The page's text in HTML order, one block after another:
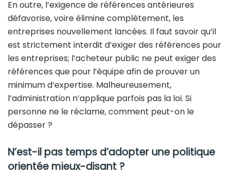
En outre, l’exigence de références antérieures
défavorise, voire élimine complètement, les
entreprises nouvellement lancées. Il faut savoir qu’il
est strictement interdit d’exiger des références pour
les entreprises; l’acheteur public ne peut exiger des
références que pour l’équipe afin de prouver un
minimum d’expertise. Malheureusement,
l’administration n’applique parfois pas la loi. Si
personne ne le réclame, comment peut-on le
dépasser ?
N’est-il pas temps d’adopter une politique
orientée mieux-disant ?